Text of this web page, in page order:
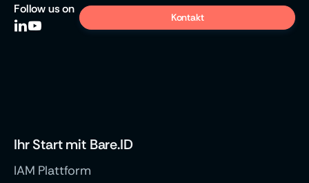
Followus on

Kontakt
Ihr Start mit Bare.ID
IAM Plattform